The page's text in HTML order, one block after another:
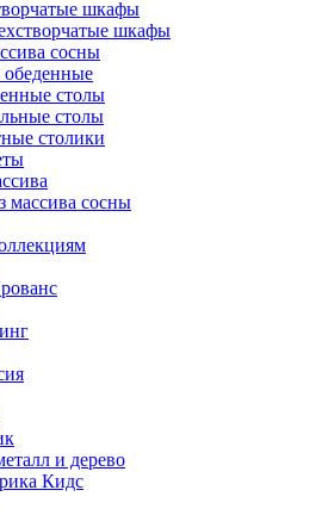
шкафы
шкафы
сосны
столы
столы
столики
массива сосны
и дерево
Кидс